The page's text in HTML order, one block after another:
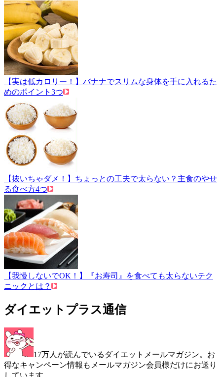
【実は低カロリー！】バナナでスリムな身体を手に入れるた
めのポイント3つ
【抜いちゃダメ！】ちょっとの工夫で太らない？主食のやせ
る食べ方4つ
【我慢しないでOK！】『お寿司』を食べても太らないテク
ニックとは？
ダイエットプラス通信
17万人が読んでいるダイエットメールマガジン。お
得なキャンペーン情報もメールマガジン会員様だけにお送り